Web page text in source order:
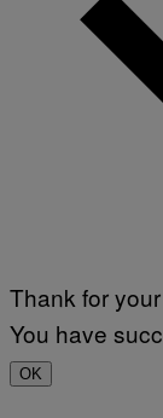
Thank for
You have
OK